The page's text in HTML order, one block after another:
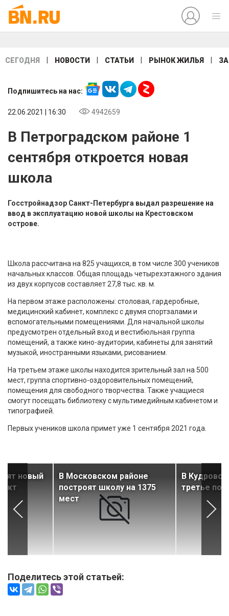
СЕГОДНЯ НОВОСТИ СТАТЬИ РЫНОК ЖИЛЬЯ
Подпишитесь на нас:
22.06.2021 | 16:30 4942659
В Петроградском районе 1
сентября откроется новая
школа
Госстройнадзор Санкт-Петербурга выдал разрешение на
ввод в эксплуатацию новой школы на Крестовском
острове.
Школа рассчитана на 825 учащихся, в том числе 300 учеников
начальных классов. Общая площадь четырехэтажного здания
из двух корпусов составляет 27,8 тыс. кв. м.
На первом этаже расположены: столовая, гардеробные,
медицинский кабинет, комплекс с двумя спортзалами и
вспомогательными помещениями. Для начальной школы
предусмотрен отдельный вход и вестибюльная группа
помещений, а также кино-аудитории, кабинеты для занятий
музыкой, иностранными языками, рисованием.
На третьем этаже школы находится зрительный зал на 500
мест, группа спортивно-оздоровительных помещений,
помещения для свободного творчества. Также учащиеся
смогут посещать библиотеку с мультимедийным кабинетом и
типографией.
Первых учеников школа примет уже 1 сентября 2021 года.
новый
В Московском районе
построят школу на 1375
мест
В Кудрово
третье
Поделитесь этой статьей: